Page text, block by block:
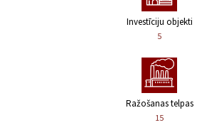
Investīciju objekti
5
Ražošanas telpas
15